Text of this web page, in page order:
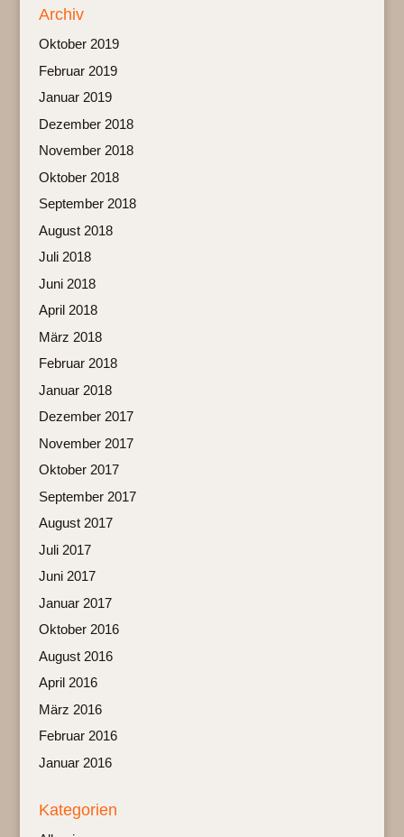
Archiv
Oktober 2019
Februar 2019
Januar 2019
Dezember 2018
November 2018
Oktober 2018
September 2018
August 2018
Juli 2018
Juni 2018
April 2018
März 2018
Februar 2018
Januar 2018
Dezember 2017
November 2017
Oktober 2017
September 2017
August 2017
Juli 2017
Juni 2017
Januar 2017
Oktober 2016
August 2016
April 2016
März 2016
Februar 2016
Januar 2016
Kategorien